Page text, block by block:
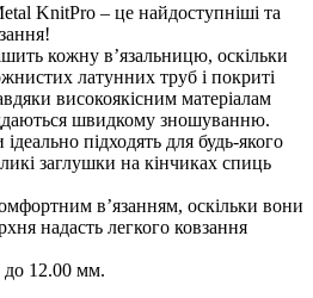
KnitPro – це найдоступніші та
кожну в’язальницю, оскільки
латунних труб і покриті
високоякісним матеріалам
швидкому зношуванню.
підходять для будь-якого
заглушки на кінчиках спиць
в’язанням, оскільки вони
надасть легкого ковзання
до 12.00 мм.